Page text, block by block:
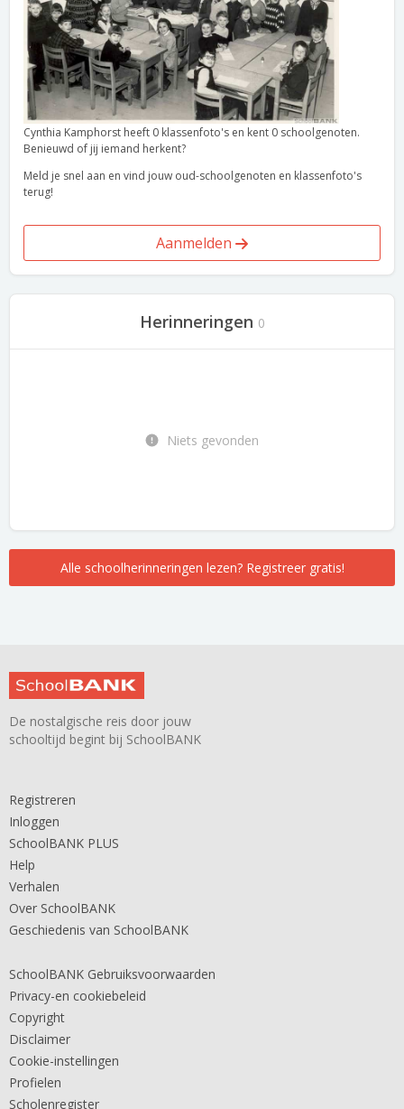
Cynthia Kamphorst heeft 0 klassenfoto's en kent 0 schoolgenoten.
Benieuwd of jij iemand herkent?
Meld je snel aan en vind jouw oud-schoolgenoten en klassenfoto's
terug!
Aanmelden
Herinneringen 0
Niets gevonden
Alle schoolherinneringen lezen? Registreer gratis!
De nostalgische reis door jouw
schooltijd begint bij SchoolBANK
Registreren
Inloggen
SchoolBANK PLUS
Help
Verhalen
Over SchoolBANK
Geschiedenis van SchoolBANK
SchoolBANK Gebruiksvoorwaarden
Privacy-en cookiebeleid
Copyright
Disclaimer
Cookie-instellingen
Profielen
Scholenregister